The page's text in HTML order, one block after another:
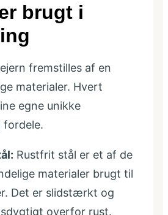
brugt i
fremstilles af en
materialer. Hvert
egne unikke
fordele.
Rustfrit stål er et af de
materialer brugt til
Det er slidstærkt og
overfor rust.